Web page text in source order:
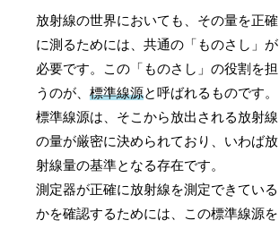
放射線の世界においても、その量を正確
に測るためには、共通の「ものさし」が
必要です。この「ものさし」の役割を担
うのが、標準線源と呼ばれるものです。
標準線源は、そこから放出される放射線
の量が厳密に決められており、いわば放
射線量の基準となる存在です。
測定器が正確に放射線を測定できている
かを確認するためには、この標準線源を